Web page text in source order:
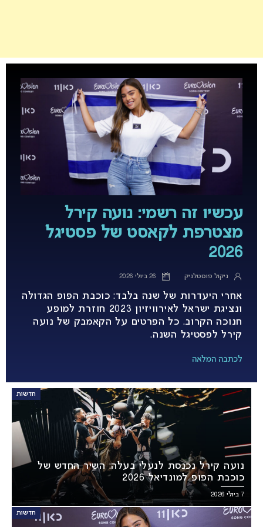
עכשיו זה רשמי: נועה קירל
מצטרפת לקאסט של פסטיגל
2026
ניקול פוסטלניק 26 ביולי 2026
אחרי היעדרות של שנה בלבד: כוכבת הפופ הגדולה
ונציגת ישראל לאירוויזיון 2023 חוזרת למופע
חנוכה הקרוב. כל הפרטים על הקאמבק של נועה
קירל לפסטיגל השנה.
לכתבה המלאה
חדשות
נועה קירל נכנסת לנעלי בעלה: השיר החדש של
כוכבת הפופ למונדיאל 2026
7 ביולי 2026
חדשות